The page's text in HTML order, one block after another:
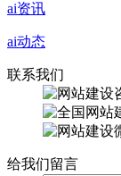
ai资讯
ai动态
联系我们
给我们留言